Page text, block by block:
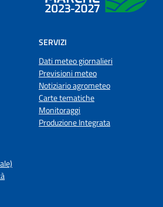
SERVIZI
Dati meteo giornalieri
Previsioni meteo
Notiziario agrometeo
Carte tematiche
Monitoraggi
Produzione Integrata